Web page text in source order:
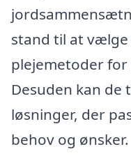
stand til at
plejemetoder
Desuden kan
løsninger, der
behov og ønsker.